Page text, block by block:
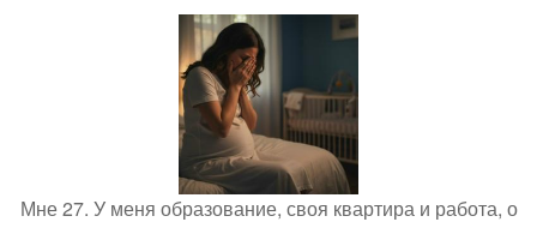
Мне 27. У меня образование, своя квартира и работа, о